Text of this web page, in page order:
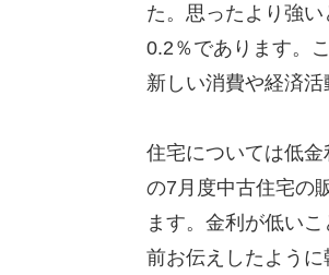
た。思ったより強
0.2％であります。
新しい消費や経済活
住宅については低
の7月度中古住宅の
ます。金利が低い
前お伝えしたよう